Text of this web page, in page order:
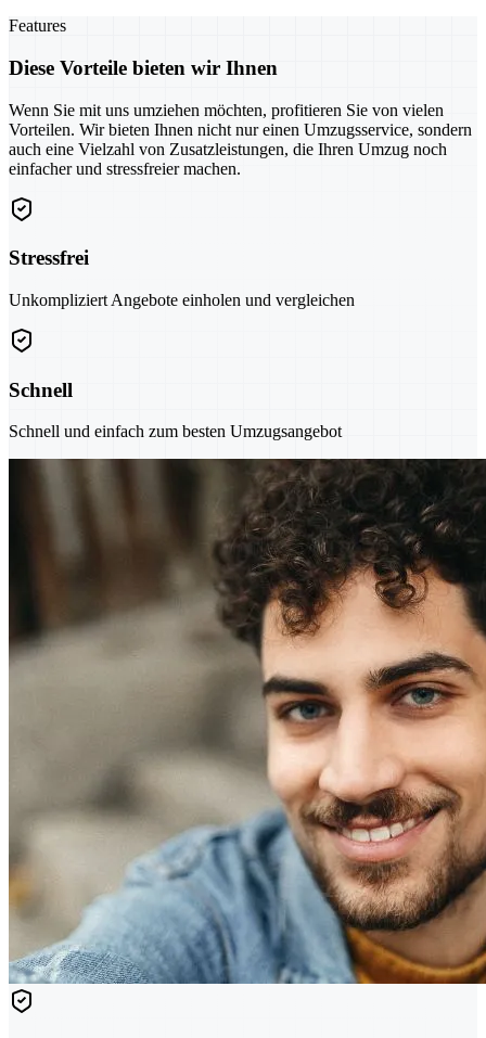
Features
Diese Vorteile bieten wir Ihnen
Wenn Sie mit uns umziehen möchten, profitieren Sie von vielen
Vorteilen. Wir bieten Ihnen nicht nur einen Umzugsservice, sondern
auch eine Vielzahl von Zusatzleistungen, die Ihren Umzug noch
einfacher und stressfreier machen.
Stressfrei
Unkompliziert Angebote einholen und vergleichen
Schnell
Schnell und einfach zum besten Umzugsangebot